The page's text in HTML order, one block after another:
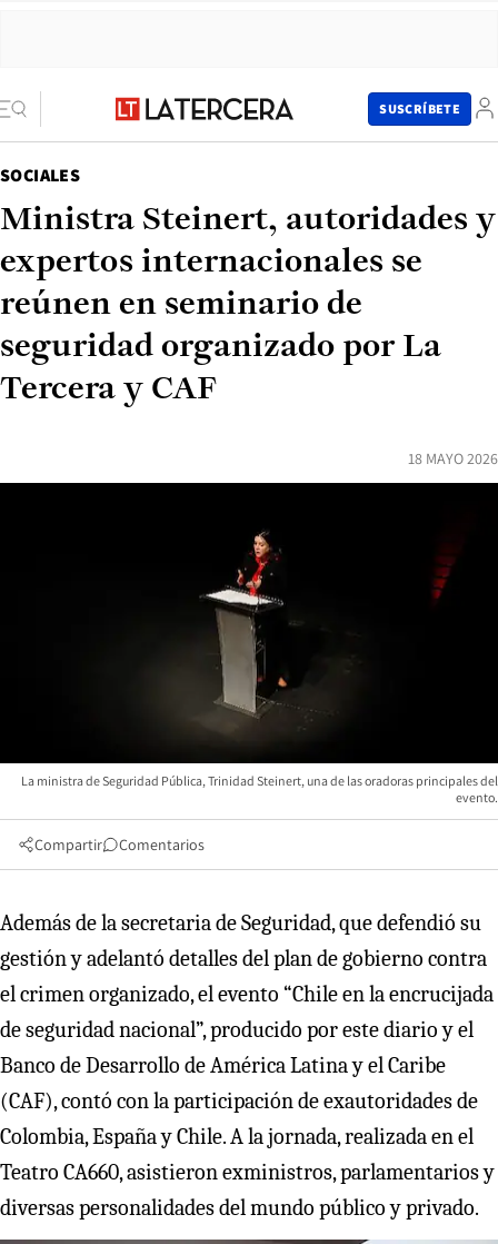
SUSCRÍBETE
SOCIALES
Ministra Steinert, autoridades y
expertos internacionales se
reúnen en seminario de
seguridad organizado por La
Tercera y CAF
18 MAYO 2026
La ministra de Seguridad Pública, Trinidad Steinert, una de las oradoras principales del
evento.
Compartir Comentarios
Además de la secretaria de Seguridad, que defendió su
gestión y adelantó detalles del plan de gobierno contra
el crimen organizado, el evento “Chile en la encrucijada
de seguridad nacional”, producido por este diario y el
Banco de Desarrollo de América Latina y el Caribe
(CAF), contó con la participación de exautoridades de
Colombia, España y Chile. A la jornada, realizada en el
Teatro CA660, asistieron exministros, parlamentarios y
diversas personalidades del mundo público y privado.